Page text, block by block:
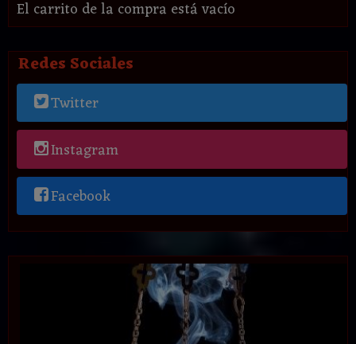
El carrito de la compra está vacío
Redes Sociales
Twitter
Instagram
Facebook